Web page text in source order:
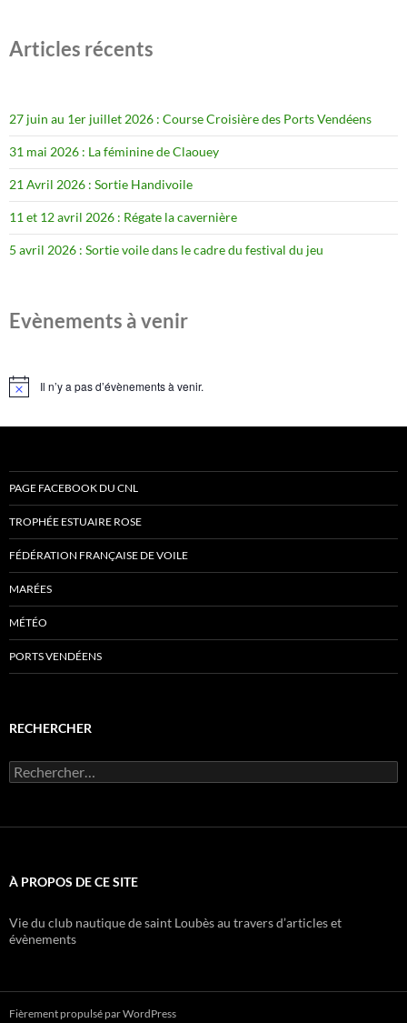
Articles récents
27 juin au 1er juillet 2026 : Course Croisière des Ports Vendéens
31 mai 2026 : La féminine de Claouey
21 Avril 2026 : Sortie Handivoile
11 et 12 avril 2026 : Régate la cavernière
5 avril 2026 : Sortie voile dans le cadre du festival du jeu
Evènements à venir
Notice Il n’y a pas d’évènements à venir.
PAGE FACEBOOK DU CNL
TROPHÉE ESTUAIRE ROSE
FÉDÉRATION FRANÇAISE DE VOILE
MARÉES
MÉTÉO
PORTS VENDÉENS
RECHERCHER
Rechercher :
À PROPOS DE CE SITE
Vie du club nautique de saint Loubès au travers d’articles et
évènements
Fièrement propulsé par WordPress